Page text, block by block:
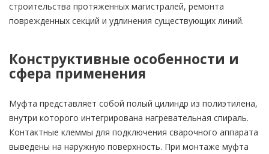
строительства протяженных магистралей, ремонта
поврежденных секций и удлинения существующих линий.
Конструктивные особенности и
сфера применения
Муфта представляет собой полый цилиндр из полиэтилена,
внутри которого интегрирована нагревательная спираль.
Контактные клеммы для подключения сварочного аппарата
выведены на наружную поверхность. При монтаже муфта